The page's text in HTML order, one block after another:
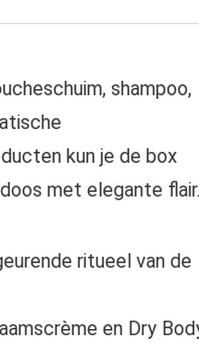
shampoo,
kun je de box
met elegante flair.
ritueel van de
en Dry